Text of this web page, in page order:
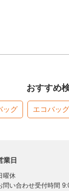
おすすめ
ッグ エコバッグ
業日
曜休
問い合わせ受付時間